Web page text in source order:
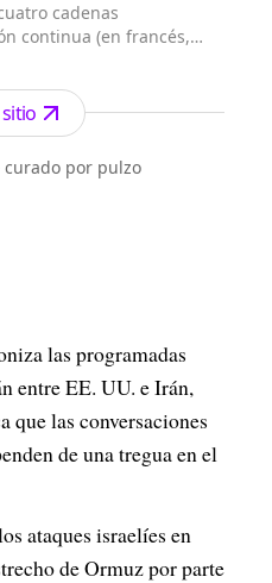
cadenas
continua (en francés,
emiten las 24/7 en
los 5 continentes.
millones de
(medición realizada
los que se emite al
y es el primer ca...
por pulzo
las programadas
entre EE. UU. e Irán,
que las conversaciones
de una tregua en el
ataques israelíes en
de Ormuz por parte